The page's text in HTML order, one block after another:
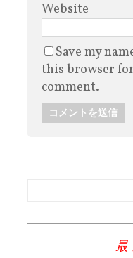
Website
Save my
this browser
comment.